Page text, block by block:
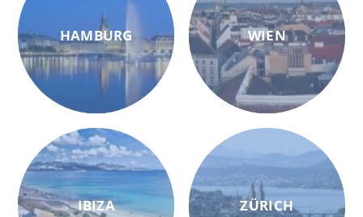
HAMBURG
IBIZA
WIEN
ZÜRICH